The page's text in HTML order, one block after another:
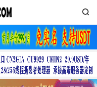
